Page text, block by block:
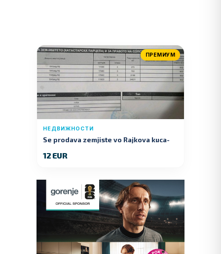
ПРЕМИУМ
НЕДВИЖНОСТИ
Se prodava zemjiste vo Rajkova kuca-
12 EUR